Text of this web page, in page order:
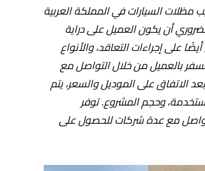
السيارات في المملكة العربية
أن يكون العميل على دراية
على إجراءات التعاقد، والأنواع
بالعميل من خلال التواصل مع
الاتفاق على الموديل والسعر، يتم
وحجم المشروع. توفر
مع عدة شركات للحصول على